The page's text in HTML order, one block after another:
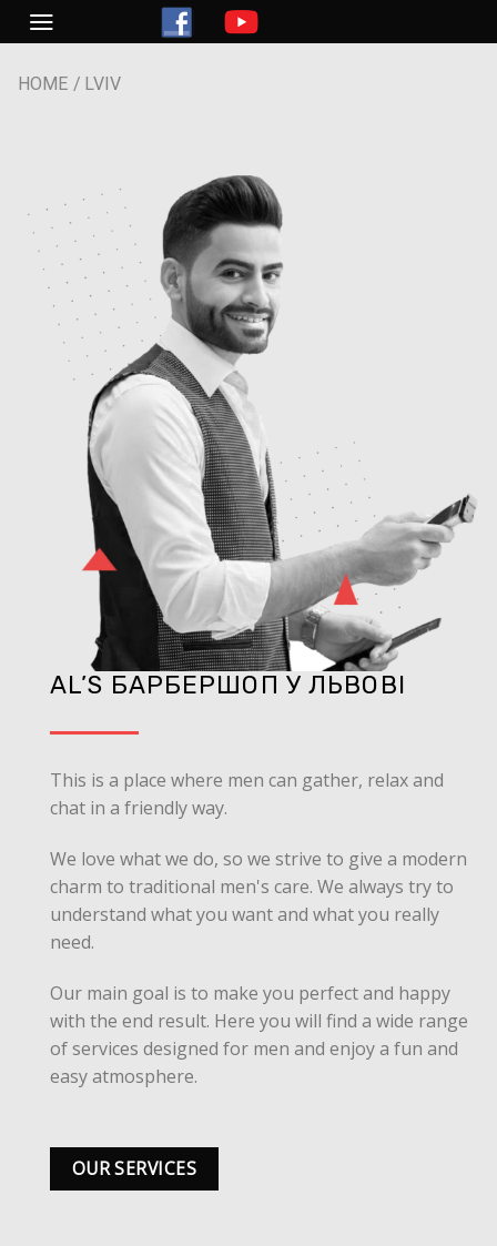
Skip
to
HOME LVIV
AL’S БАРБЕРШОП У ЛЬВОВІ
This is a place where men can gather, relax and
chat in a friendly way.
We love what we do, so we strive to give a modern
charm to traditional men's care. We always try to
understand what you want and what you really
need.
Our main goal is to make you perfect and happy
with the end result. Here you will find a wide range
of services designed for men and enjoy a fun and
easy atmosphere.
OUR SERVICES